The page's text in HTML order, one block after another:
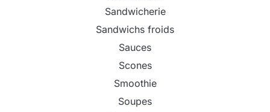
Sandwicherie
Sandwichs froids
Sauces
Scones
Smoothie
Soupes